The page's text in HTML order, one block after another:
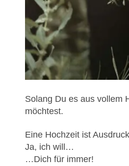
Solang Du es aus vollem
möchtest.
Eine Hochzeit ist
Ja, ich will…
…Dich für immer!